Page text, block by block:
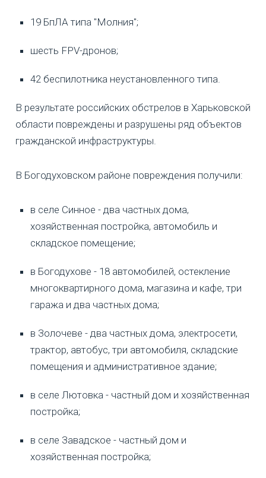
19 БпЛА типа "Молния";
шесть FPV-дронов;
42 беспилотника неустановленного типа.
В результате российских обстрелов в Харьковской
области повреждены и разрушены ряд объектов
гражданской инфраструктуры.
В Богодуховском районе повреждения получили:
в селе Синное - два частных дома,
хозяйственная постройка, автомобиль и
складское помещение;
в Богодухове - 18 автомобилей, остекление
многоквартирного дома, магазина и кафе, три
гаража и два частных дома;
в Золочеве - два частных дома, электросети,
трактор, автобус, три автомобиля, складские
помещения и административное здание;
в селе Лютовка - частный дом и хозяйственная
постройка;
в селе Завадское - частный дом и
хозяйственная постройка;